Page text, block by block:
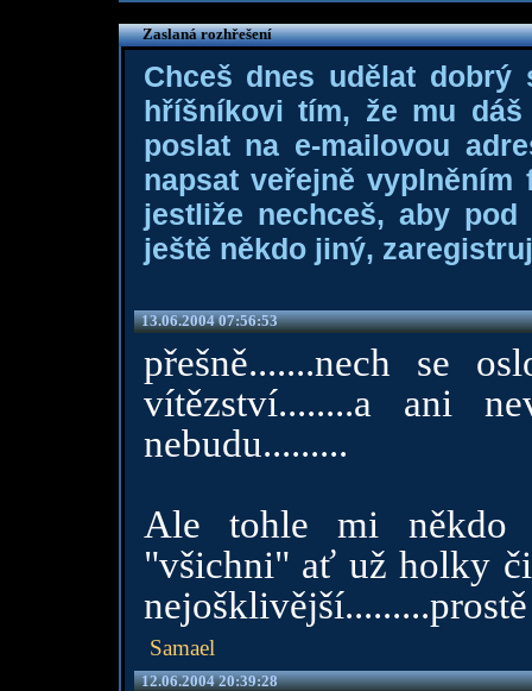
Zaslaná rozhřešení
Chceš dnes udělat dobrý
hříšníkovi tím, že mu
poslat na e-mailovou
napsat veřejně
jestliže nechceš, aby
ještě někdo jiný,
13.06.2004 07:56:53
přešně.......nech se
vítězství........a ani
nebudu.........
Ale tohle mi někdo
"všichni" ať už holky
nejošklivější.........prostě
Samael
12.06.2004 20:39:28